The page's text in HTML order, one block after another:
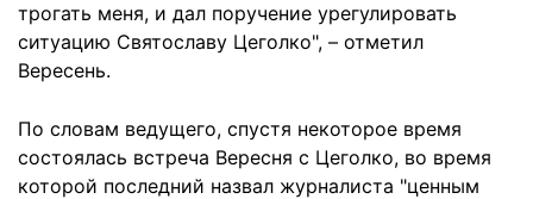
трогать меня, и дал поручение урегулировать
ситуацию Святославу Цеголко", – отметил
Вересень.
По словам ведущего, спустя некоторое время
состоялась встреча Вересня с Цеголко, во время
которой последний назвал журналиста "ценным